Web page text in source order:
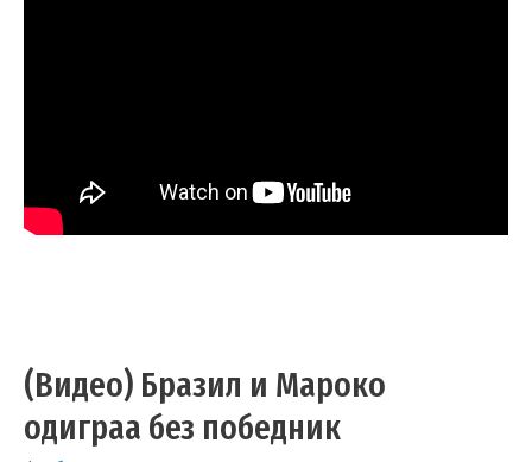
(Видео) Бразил и Мароко
одиграа без победник